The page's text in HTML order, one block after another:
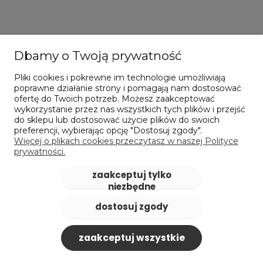
mm - KARNASCH (20.1399)
zawiera 23% VAT, bez kosztów dostawy
Cena netto:71,72 zł
do koszyka
Dbamy o Twoją prywatność
Pliki cookies i pokrewne im technologie umożliwiają
poprawne działanie strony i pomagają nam dostosować
ofertę do Twoich potrzeb. Możesz zaakceptować
wykorzystanie przez nas wszystkich tych plików i przejść
do sklepu lub dostosować użycie plików do swoich
preferencji, wybierając opcję "Dostosuj zgody".
Więcej o plikach cookies przeczytasz w naszej Polityce
prywatności.
zaakceptuj tylko
niezbędne
dostosuj zgody
zaakceptuj wszystkie